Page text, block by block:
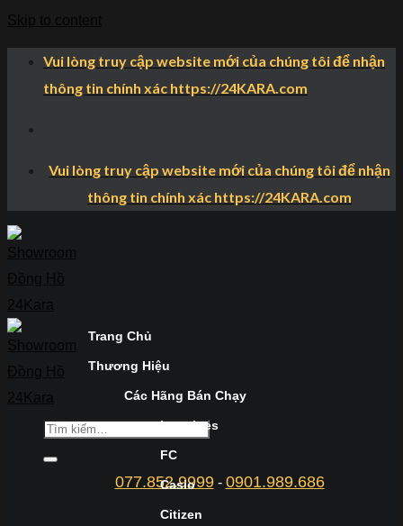
Vui lòng truy cập website mới của chúng tôi để nhận
thông tin chính xác https://24KARA.com
Vui lòng truy cập website mới của chúng tôi để nhận
thông tin chính xác https://24KARA.com
077.852.9999- 0901.989.686
Trang Chủ
Thương Hiệu
Các Hãng Bán Chạy
Longines
FC
Casio
Citizen